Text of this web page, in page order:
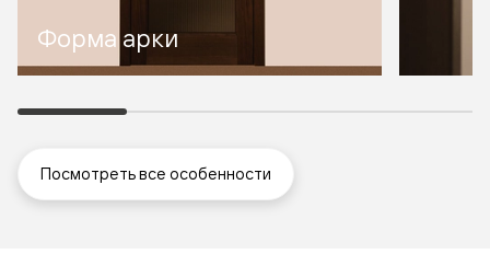
Форма арки
Посмотреть все особенности